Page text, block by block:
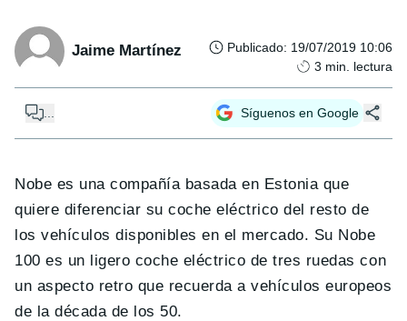
Jaime Martínez Publicado: 19/07/2019 10:06
3 min. lectura
Síguenos en Google
Nobe es una compañía basada en Estonia que
quiere diferenciar su coche eléctrico del resto de
los vehículos disponibles en el mercado. Su Nobe
100 es un ligero coche eléctrico de tres ruedas con
un aspecto retro que recuerda a vehículos europeos
de la década de los 50.